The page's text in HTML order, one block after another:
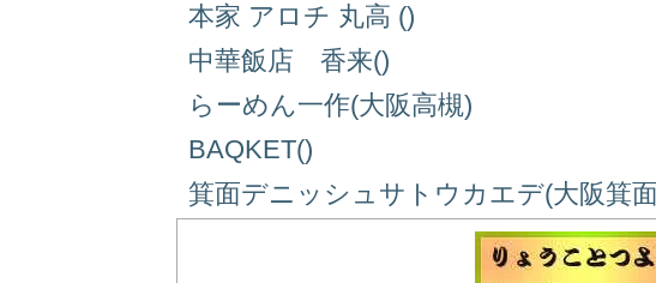
本家 アロチ 丸高 ()
中華飯店 香来()
らーめん一作(大阪高槻)
BAQKET()
箕面デニッシュサトウカエデ(大阪箕